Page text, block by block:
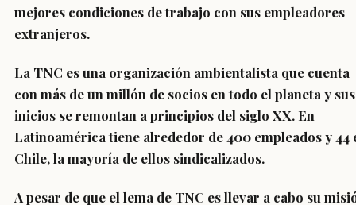
mejores condiciones de trabajo con sus empleadores
extranjeros.
La TNC es una organización ambientalista que cuenta
con más de un millón de socios en todo el planeta y sus
inicios se remontan a principios del siglo XX. En
Latinoamérica tiene alrededor de 400 empleados y 44
Chile, la mayoría de ellos sindicalizados.
A pesar de que el lema de TNC es llevar a cabo su